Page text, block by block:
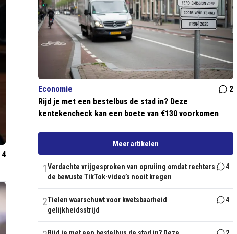
4
Economie
2
Rijd je met een bestelbus de stad in? Deze
kentekencheck kan een boete van €130 voorkomen
Meer artikelen
1Verdachte vrijgesproken van opruiing omdat rechters
de bewuste TikTok-video’s nooit kregen
4
2Tielen waarschuwt voor kwetsbaarheid
gelijkheidsstrijd
4